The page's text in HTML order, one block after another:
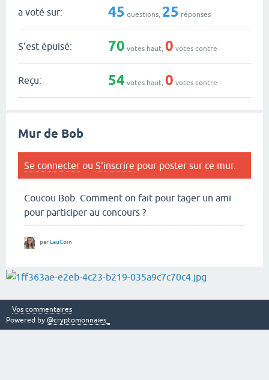
a voté sur: 45 questions, 25 réponses
S'est épuisé: 70 votes haut, 0 votes contre
Reçu: 54 votes haut, 0 votes contre
Mur de Bob
Se connecter ou S'inscrire pour poster sur ce mur.
Coucou Bob. Comment on fait pour tager un ami
pour participer au concours ?
parLauCoin
Vos commentaires
Powered by @cryptomonnaies_